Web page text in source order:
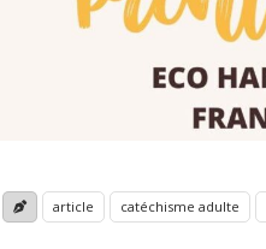
article catéchisme adulte